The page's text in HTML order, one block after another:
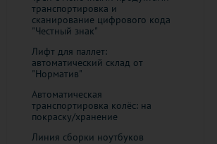
транспортировка и
сканирование цифрового кода
"Честный знак"
Лифт для паллет:
автоматический склад от
"Норматив"
Автоматическая
транспортировка колёс: на
покраску/хранение
Линия сборки ноутбуков